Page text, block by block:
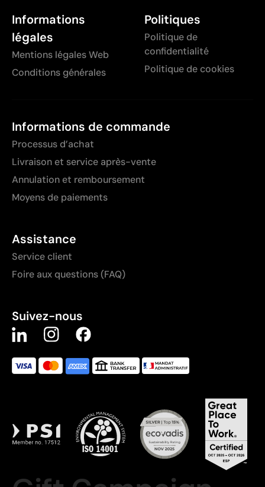
Informations
légales
Mentions légales Web
Conditions générales
Politiques
Politique de
confidentialité
Politique de cookies
Informations de commande
Processus d’achat
Livraison et service après-vente
Annulation et remboursement
Moyens de paiements
Assistance
Service client
Foire aux questions (FAQ)
Suivez-nous